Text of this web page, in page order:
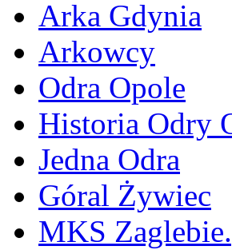
Arka Gdynia
Arkowcy
Odra Opole
Historia Odry
Jedna Odra
Góral Żywiec
MKS